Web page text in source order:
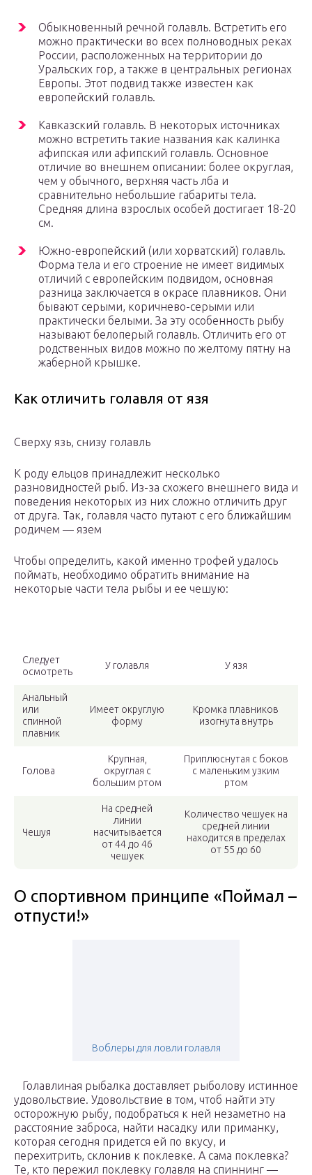
Обыкновенный речной голавль. Встретить его
можно практически во всех полноводных реках
России, расположенных на территории до
Уральских гор, а также в центральных регионах
Европы. Этот подвид также известен как
европейский голавль.
Кавказский голавль. В некоторых источниках
можно встретить такие названия как калинка
афипская или афипский голавль. Основное
отличие во внешнем описании: более округлая,
чем у обычного, верхняя часть лба и
сравнительно небольшие габариты тела.
Средняя длина взрослых особей достигает 18-20
см.
Южно-европейский (или хорватский) голавль.
Форма тела и его строение не имеет видимых
отличий с европейским подвидом, основная
разница заключается в окрасе плавников. Они
бывают серыми, коричнево-серыми или
практически белыми. За эту особенность рыбу
называют белоперый голавль. Отличить его от
родственных видов можно по желтому пятну на
жаберной крышке.
Как отличить голавля от язя
Сверху язь, снизу голавль
К роду ельцов принадлежит несколько
разновидностей рыб. Из-за схожего внешнего вида и
поведения некоторых из них сложно отличить друг
от друга. Так, голавля часто путают с его ближайшим
родичем — язем
Чтобы определить, какой именно трофей удалось
поймать, необходимо обратить внимание на
некоторые части тела рыбы и ее чешую:
Следует
осмотреть
У голавля У язя
Анальный
или
спинной
плавник
Имеет округлую
форму
Кромка плавников
изогнута внутрь
Голова
Крупная,
округлая с
большим ртом
Приплюснутая с боков
с маленьким узким
ртом
Чешуя
На средней
линии
насчитывается
от 44 до 46
чешуек
Количество чешуек на
средней линии
находится в пределах
от 55 до 60
О спортивном принципе «Поймал –
отпусти!»
Воблеры для ловли голавля
Голавлиная рыбалка доставляет рыболову истинное
удовольствие. Удовольствие в том, чтоб найти эту
осторожную рыбу, подобраться к ней незаметно на
расстояние заброса, найти насадку или приманку,
которая сегодня придется ей по вкусу, и
перехитрить, склонив к поклевке. А сама поклевка?
Те, кто пережил поклевку голавля на спиннинг —